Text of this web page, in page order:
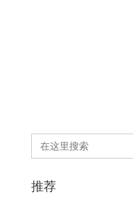
Search
for:
推荐